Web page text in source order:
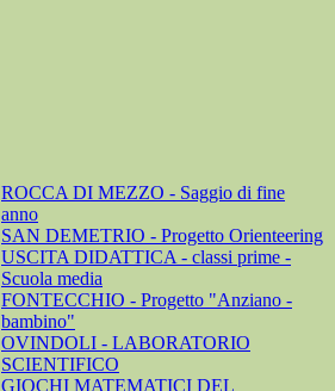
ROCCA DI MEZZO - Saggio di fine
anno
SAN DEMETRIO - Progetto Orienteering
USCITA DIDATTICA - classi prime -
Scuola media
FONTECCHIO - Progetto "Anziano -
bambino"
OVINDOLI - LABORATORIO
SCIENTIFICO
GIOCHI MATEMATICI DEL